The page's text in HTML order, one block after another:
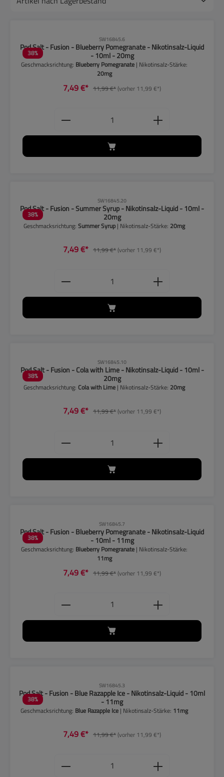
38%
SW16845.6
Pod Salt - Fusion - Blueberry Pomegranate - Nikotinsalz-Liquid
- 10ml - 20mg
Geschmacksrichtung: Blueberry Pomegranate | Nikotinsalz-Stärke:
20mg
7,49 €* 11,99 €*(vorher 11,99 €*)
Produkt Anzahl: Gib den
38%
SW16845.20
Pod Salt - Fusion - Summer Syrup - Nikotinsalz-Liquid - 10ml -
20mg
Geschmacksrichtung:Summer Syrup | Nikotinsalz-Stärke: 20mg
7,49 €* 11,99 €*(vorher 11,99 €*)
Produkt Anzahl: Gib den
38%
SW16845.10
Pod Salt - Fusion - Cola with Lime - Nikotinsalz-Liquid - 10ml -
20mg
Geschmacksrichtung:Cola with Lime | Nikotinsalz-Stärke: 20mg
7,49 €* 11,99 €*(vorher 11,99 €*)
Produkt Anzahl: Gib den
38%
SW16845.7
Pod Salt - Fusion - Blueberry Pomegranate - Nikotinsalz-Liquid
- 10ml - 11mg
Geschmacksrichtung: Blueberry Pomegranate | Nikotinsalz-Stärke:
11mg
7,49 €* 11,99 €*(vorher 11,99 €*)
Produkt Anzahl: Gib den
38%
SW16845.3
Pod Salt - Fusion - Blue Razapple Ice - Nikotinsalz-Liquid - 10ml
- 11mg
Geschmacksrichtung: Blue Razapple Ice | Nikotinsalz-Stärke: 11mg
7,49 €* 11,99 €*(vorher 11,99 €*)
Produkt Anzahl: Gib den